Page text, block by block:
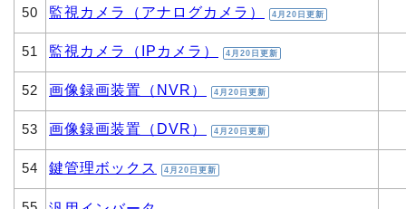
50 監視カメラ（アナログカメラ） 4月20日更新
51 監視カメラ（IPカメラ） 4月20日更新
52 画像録画装置（NVR） 4月20日更新
53 画像録画装置（DVR） 4月20日更新
54 鍵管理ボックス 4月20日更新